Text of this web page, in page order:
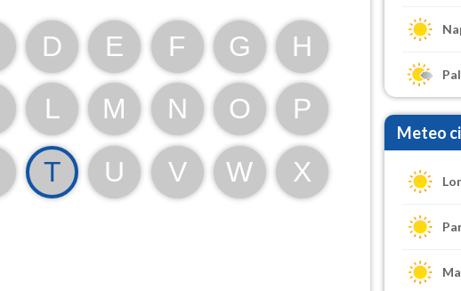
D E F G
H
L M N O
P
T U V W
X
Meteo